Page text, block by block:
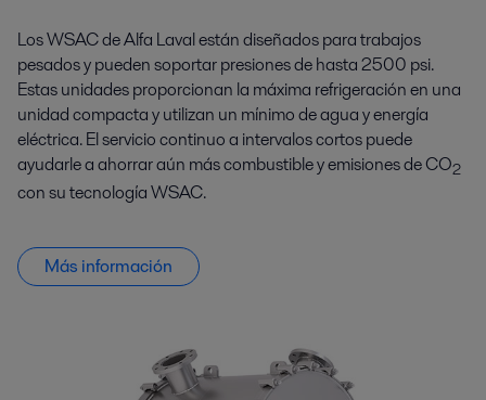
Los WSAC de Alfa Laval están diseñados para trabajos
pesados y pueden soportar presiones de hasta 2500 psi.
Estas unidades proporcionan la máxima refrigeración en una
unidad compacta y utilizan un mínimo de agua y energía
eléctrica. El servicio continuo a intervalos cortos puede
ayudarle a ahorrar aún más combustible y emisiones de CO2
con su tecnología WSAC.
Más información